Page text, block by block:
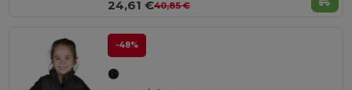
24,61 €40,85 €
-48%